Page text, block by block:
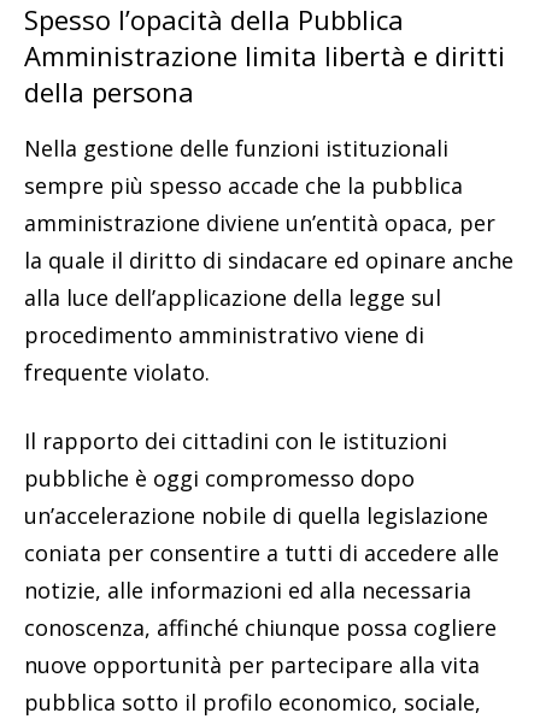
Spesso l’opacità della Pubblica
Amministrazione limita libertà e diritti
della persona
Nella gestione delle funzioni istituzionali
sempre più spesso accade che la pubblica
amministrazione diviene un’entità opaca, per
la quale il diritto di sindacare ed opinare anche
alla luce dell’applicazione della legge sul
procedimento amministrativo viene di
frequente violato.
Il rapporto dei cittadini con le istituzioni
pubbliche è oggi compromesso dopo
un’accelerazione nobile di quella legislazione
coniata per consentire a tutti di accedere alle
notizie, alle informazioni ed alla necessaria
conoscenza, affinché chiunque possa cogliere
nuove opportunità per partecipare alla vita
pubblica sotto il profilo economico, sociale,